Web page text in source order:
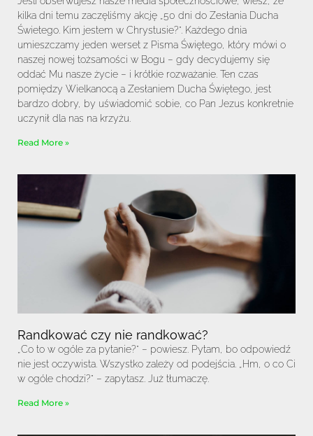
kilka dni temu zaczęliśmy akcję „50 dni do Zesłania Ducha
Świetego. Kim jestem w Chrystusie?”. Każdego dnia
umieszczamy jeden werset z Pisma Świętego, który mówi o
naszej nowej tożsamości w Bogu – gdy decydujemy się
oddać Mu nasze życie – i krótkie rozważanie. Ten czas
pomiędzy Wielkanocą a Zesłaniem Ducha Świętego, jest
bardzo dobry, by uświadomić sobie, co Pan Jezus konkretnie
uczynił dla nas na krzyżu.
Read More »
Randkować czy nie randkować?
„Co to w ogóle za pytanie?” – powiesz. Pytam, bo odpowiedź
nie jest oczywista. Wszystko zależy od podejścia. „Hm, o co Ci
w ogóle chodzi?” – zapytasz. Już tłumaczę.
Read More »